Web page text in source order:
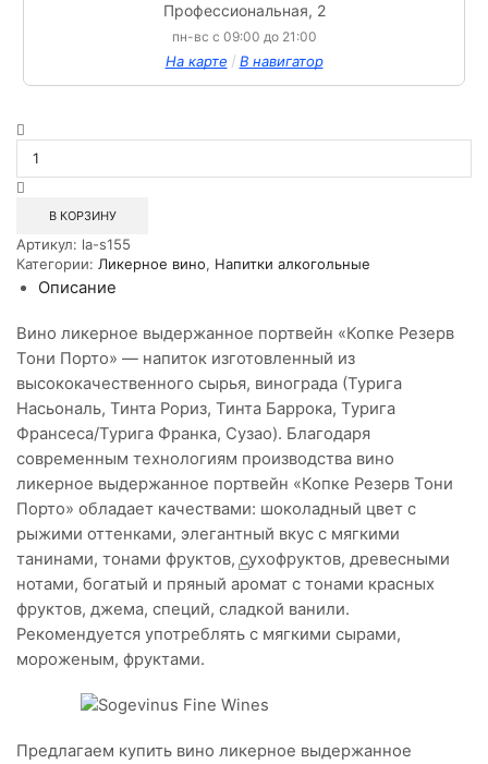
Профессиональная, 2
пн-вс с 09:00 до 21:00
На карте / В навигатор
товара
Вино
выдержанное
Копке
Резерв
Тони
0,75л
В КОРЗИНУ
Артикул: la-s155
Категории: Ликерное вино, Напитки алкогольные
Описание
Вино ликерное выдержанное портвейн «Копке Резерв
Тони Порто» — напиток изготовленный из
высококачественного сырья, винограда (Турига
Насьональ, Тинта Рориз, Тинта Баррока, Турига
Франсеса/Турига Франка, Сузао). Благодаря
современным технологиям производства вино
ликерное выдержанное портвейн «Копке Резерв Тони
Порто» обладает качествами: шоколадный цвет с
рыжими оттенками, элегантный вкус с мягкими
танинами, тонами фруктов, сухофруктов, древесными
нотами, богатый и пряный аромат с тонами красных
фруктов, джема, специй, сладкой ванили.
Рекомендуется употреблять с мягкими сырами,
мороженым, фруктами.
Предлагаем купить вино ликерное выдержанное